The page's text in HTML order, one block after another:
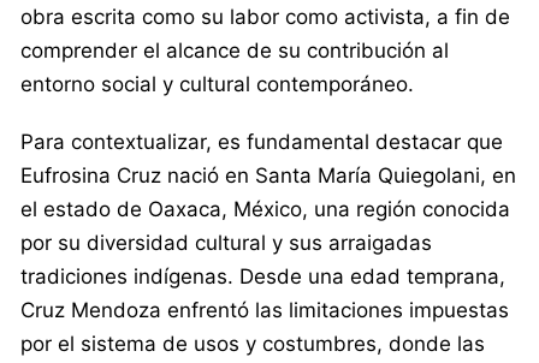
obra escrita como su labor como activista, a fin de
comprender el alcance de su contribución al
entorno social y cultural contemporáneo.
Para contextualizar, es fundamental destacar que
Eufrosina Cruz nació en Santa María Quiegolani, en
el estado de Oaxaca, México, una región conocida
por su diversidad cultural y sus arraigadas
tradiciones indígenas. Desde una edad temprana,
Cruz Mendoza enfrentó las limitaciones impuestas
por el sistema de usos y costumbres, donde las